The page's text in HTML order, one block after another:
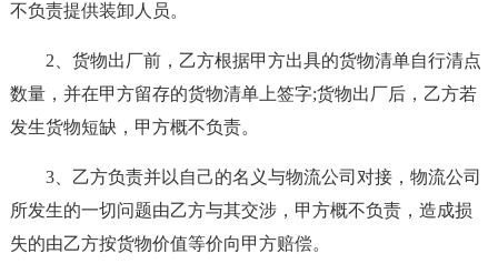
不负责提供装卸人员。
2、货物出厂前，乙方根据甲方出具的货物清单自行清点
数量，并在甲方留存的货物清单上签字;货物出厂后，乙方若
发生货物短缺，甲方概不负责。
3、乙方负责并以自己的名义与物流公司对接，物流公司
所发生的一切问题由乙方与其交涉，甲方概不负责，造成损
失的由乙方按货物价值等价向甲方赔偿。